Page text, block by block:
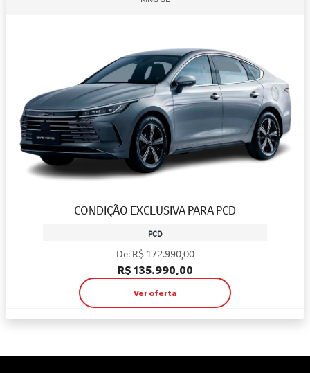
CONDIÇÃO EXCLUSIVA PARA PCD
PCD
De: R$ 172.990,00
R$ 135.990,00
Ver oferta